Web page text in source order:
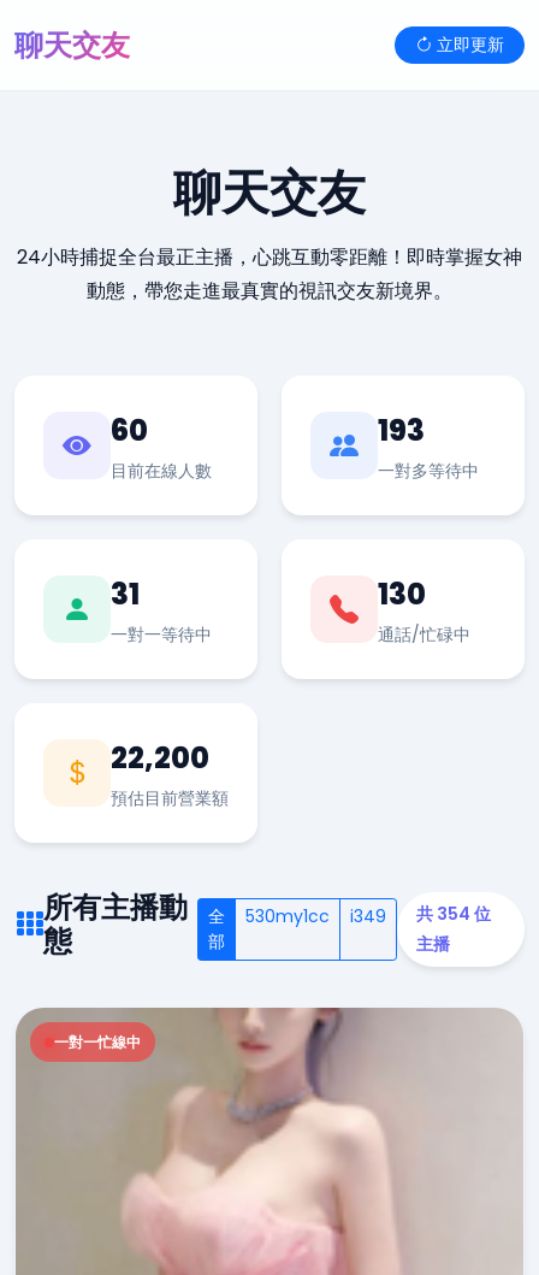
聊天交友 立即更新
聊天交友
24小時捕捉全台最正主播，心跳互動零距離！即時掌握女神
動態，帶您走進最真實的視訊交友新境界。
60
目前在線人數
193
一對多等待中
31
一對一等待中
130
通話/忙碌中
22,200
預估目前營業額
所有主播動
態
全
部
530my1cc i349
共 354 位
主播
一對一忙線中